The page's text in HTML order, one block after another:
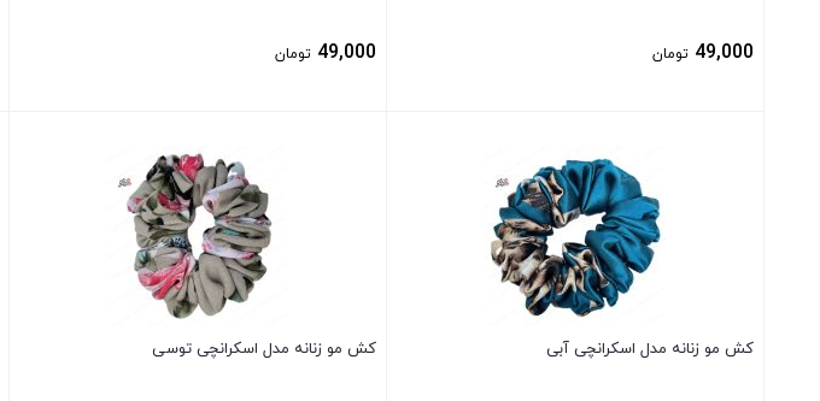
49,000 تومان 49,000 تومان
کش مو زنانه مدل اسکرانچی آبی کش مو زنانه مدل اسکرانچی توسی